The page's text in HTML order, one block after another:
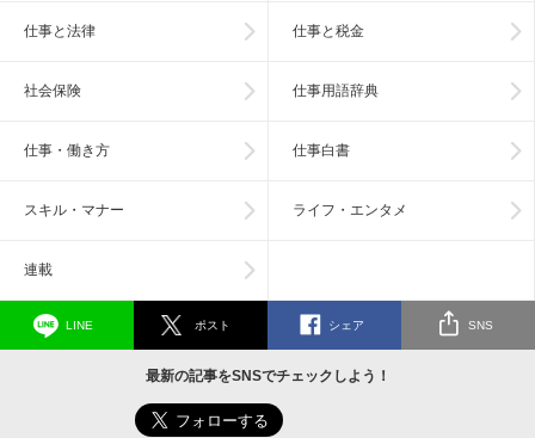
仕事と法律 仕事と税金
社会保険 仕事用語辞典
仕事・働き方 仕事白書
スキル・マナー ライフ・エンタメ
連載
LINE ポスト シェア SNS
最新の記事をSNSでチェックしよう！